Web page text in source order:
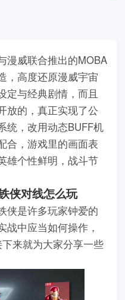
漫威联合推出的MOBA
，高度还原漫威宇宙
定与经典剧情，而且
放的，真正实现了公
统，改用动态BUFF机
合，游戏里的画面表
雄个性鲜明，战斗节
侠对线怎么玩
侠是许多玩家钟爱的
战中应当如何操作，
来就为大家分享一些